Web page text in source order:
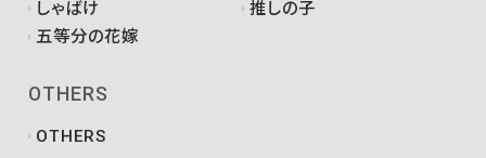
しゃばけ
推しの子
五等分の花嫁
OTHERS
OTHERS